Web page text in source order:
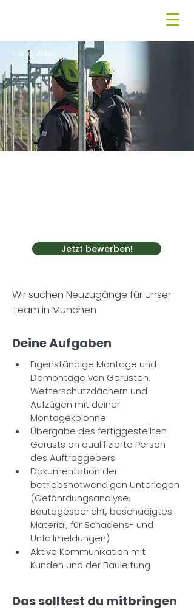
< alle Jobs
Jetzt bewerben!
Wir suchen Neuzugänge für unser
Team in München
Deine Aufgaben
Eigenständige Montage und
Demontage von Gerüsten,
Wetterschutzdächern und
Aufzügen mit deiner
Montagekolonne
Übergabe des fertiggestellten
Gerüsts an qualifizierte Person
des Auftraggebers
Dokumentation der
betriebsnotwendigen Unterlagen
(Gefährdungsanalyse,
Bautagesbericht, beschädigtes
Material, für Schadens- und
Unfallmeldungen)
Aktive Kommunikation mit
Kunden und der Bauleitung
Das solltest du mitbringen